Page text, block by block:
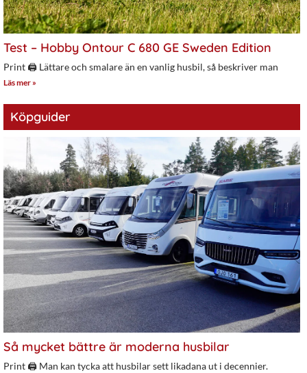
Test – Hobby Ontour C 680 GE Sweden Edition
Print 🖨 Lättare och smalare än en vanlig husbil, så beskriver man
Läs mer »
Köpguider
Så mycket bättre är moderna husbilar
Print 🖨 Man kan tycka att husbilar sett likadana ut i decennier.